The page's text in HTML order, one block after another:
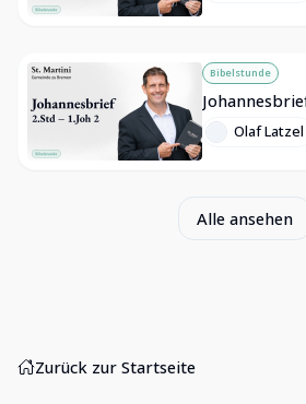
Bibelstunde
Olaf Latzel
Alle ansehen
Zurück zur Startseite